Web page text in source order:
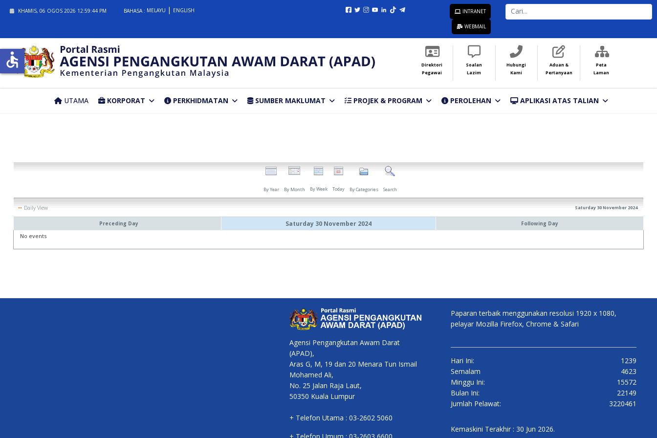
KHAMIS, 06 OGOS 2026 12:59:44 PM BAHASA : MELAYU ENGLISH INTRANET
WEBMAIL
CARI...
Direktori
Pegawai
Soalan
Lazim
Hubungi
Kami
Aduan &
Pertanyaan
Peta
Laman
UTAMA KORPORAT PERKHIDMATAN SUMBER MAKLUMAT PROJEK & PROGRAM PEROLEHAN APLIKASI ATAS TALIAN
By Year By Month By Week Today By Categories Search
Daily View Saturday 30 November 2024
Preceding Day Saturday 30 November 2024 Following Day
No events
Agensi Pengangkutan Awam Darat
(APAD),
Aras G, M, 19 dan 20 Menara Tun Ismail
Mohamed Ali,
No. 25 Jalan Raja Laut,
50350 Kuala Lumpur
+ Telefon Utama : 03-2602 5060
Paparan terbaik menggunakan resolusi 1920 x 1080,
pelayar Mozilla Firefox, Chrome & Safari
Hari Ini:
1239
Semalam
4623
Minggu Ini:
15572
Bulan Ini:
22149
Jumlah Pelawat:
3220461
Kemaskini Terakhir : 30 Jun 2026.
accessible